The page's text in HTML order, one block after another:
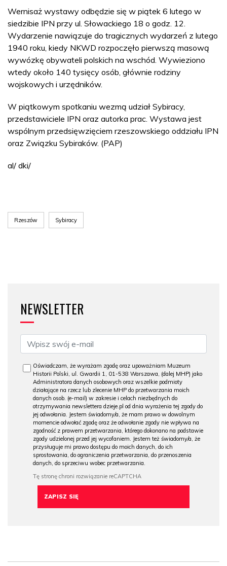
Wernisaż wystawy odbędzie się w piątek 6 lutego w
siedzibie IPN przy ul. Słowackiego 18 o godz. 12.
Wydarzenie nawiązuje do tragicznych wydarzeń z lutego
1940 roku, kiedy NKWD rozpoczęło pierwszą masową
wywózkę obywateli polskich na wschód. Wywieziono
wtedy około 140 tysięcy osób, głównie rodziny
wojskowych i urzędników.
W piątkowym spotkaniu wezmą udział Sybiracy,
przedstawiciele IPN oraz autorka prac. Wystawa jest
wspólnym przedsięwzięciem rzeszowskiego oddziału IPN
oraz Związku Sybiraków. (PAP)
al/ dki/
Rzeszów Sybiracy
NEWSLETTER
Oświadczam, że wyrażam zgodę oraz upoważniam Muzeum
Historii Polski, ul. Gwardii 1, 01-538 Warszawa, (dalej MHP) jako
Administratora danych osobowych oraz wszelkie podmioty
działające na rzecz lub zlecenie MHP do przetwarzania moich
danych osob. (e-mail) w zakresie i celach niezbędnych do
otrzymywania newslettera dzieje.pl od dnia wyrażenia tej zgody do
jej odwołania. Jestem świadomy/a, że mam prawo w dowolnym
momencie odwołać zgodę oraz że odwołanie zgody nie wpływa na
zgodność z prawem przetwarzania, którego dokonano na podstawie
zgody udzielonej przed jej wycofaniem. Jestem też świadomy/a, że
przysługuje mi prawo dostępu do moich danych, do ich
sprostowania, do ograniczenia przetwarzania, do przenoszenia
danych, do sprzeciwu wobec przetwarzania.